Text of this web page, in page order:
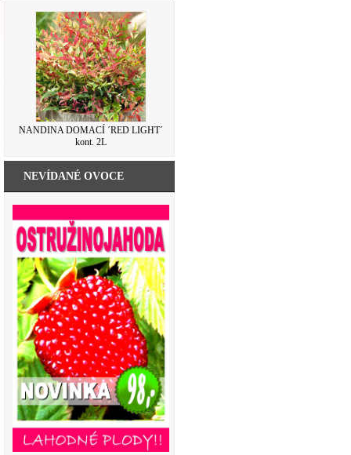
NANDINA DOMACÍ ´RED LIGHT´
kont. 2L
NEVÍDANÉ OVOCE